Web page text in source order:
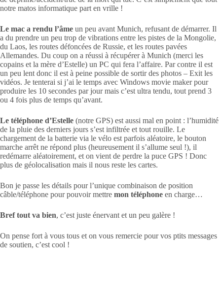
notre matos informatique part en vrille !
Le mac a rendu l’âme un peu avant Munich, refusant de démarrer. Il
a du prendre un peu trop de vibrations entre les pistes de la Mongolie,
du Laos, les routes défoncées de Russie, et les routes pavées
Allemandes. Du coup on a réussi à récupérer à Munich (merci les
copains et la mère d’Estelle) un PC qui fera l’affaire. Par contre il est
un peu lent donc il est à peine possible de sortir des photos – Exit les
vidéos. Je tenterai si j’ai le temps avec Windows movie maker pour
produire les 10 secondes par jour mais c’est ultra tendu, tout prend 3
ou 4 fois plus de temps qu’avant.
Le téléphone d’Estelle (notre GPS) est aussi mal en point : l’humidité
de la pluie des derniers jours s’est infiltrée et tout rouille. Le
chargement de la batterie via le vélo est parfois aléatoire, le bouton
marche arrêt ne répond plus (heureusement il s’allume seul !), il
redémarre aléatoirement, et on vient de perdre la puce GPS ! Donc
plus de géolocalisation mais il nous reste les cartes.
Bon je passe les détails pour l’unique combinaison de position
câble/téléphone pour pouvoir mettre mon téléphone en charge…
Bref tout va bien, c’est juste énervant et un peu galère !
On pense fort à vous tous et on vous remercie pour vos ptits messages
de soutien, c’est cool !